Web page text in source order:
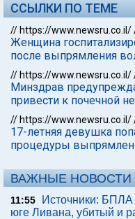
ССЫЛКИ ПО ТЕМЕ
// https://www.newsru.co.il/
Женщина
после выпрямления
// https://www.newsru.co.il/
Минздрав
привести к почечной
// https://www.newsru.co.il/
17-летняя девушка
процедуры
ВАЖНЫЕ НОВОСТИ
11:55
Источники:
юге Ливана, убитый и